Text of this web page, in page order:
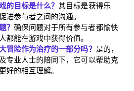
的目标是什么？其目标是获得乐
进参与者之间的沟通。
？ 确保问题对于所有参与者都愉快
都能在游戏中获得价值。
冒险作为治疗的一部分吗？ 是的，
专业人士的陪同下，它可以帮助克
好的相互理解。